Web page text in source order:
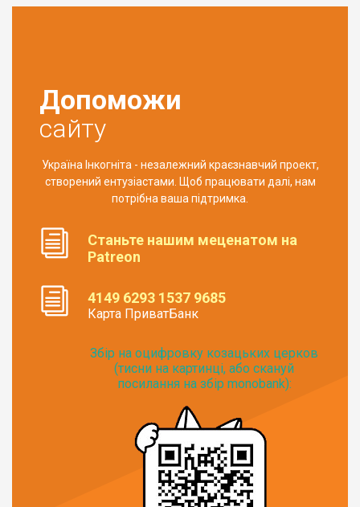
Допоможи
сайту
Україна Інкогніта - незалежний краєзнавчий проект,
створений ентузіастами. Щоб працювати далі, нам
потрібна ваша підтримка.
Станьте нашим меценатом на
Patreon
4149 6293 1537 9685
Карта ПриватБанк
Збір на оцифровку козацьких церков
(тисни на картинці, або скануй
посилання на збір monobank):